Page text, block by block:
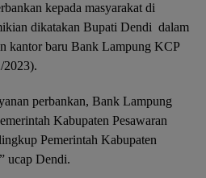
kepada masyarakat di
dikatakan Bupati Dendi dalam
kantor baru Bank Lampung KCP
2023).
perbankan, Bank Lampung
Kabupaten Pesawaran
Pemerintah Kabupaten
ucap Dendi.